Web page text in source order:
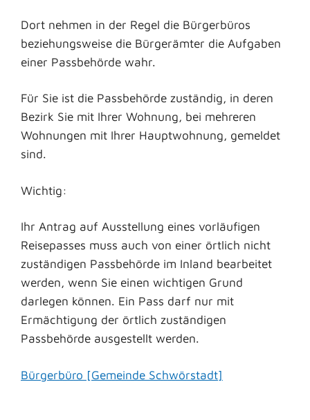
Dort nehmen in der Regel die Bürgerbüros
beziehungsweise die Bürgerämter die Aufgaben
einer Passbehörde wahr.
Für Sie ist die Passbehörde zuständig, in deren
Bezirk Sie mit Ihrer Wohnung, bei mehreren
Wohnungen mit Ihrer Hauptwohnung, gemeldet
sind.
Wichtig:
Ihr Antrag auf Ausstellung eines vorläufigen
Reisepasses muss auch von einer örtlich nicht
zuständigen Passbehörde im Inland bearbeitet
werden, wenn Sie einen wichtigen Grund
darlegen können. Ein Pass darf nur mit
Ermächtigung der örtlich zuständigen
Passbehörde ausgestellt werden.
Bürgerbüro [Gemeinde Schwörstadt]